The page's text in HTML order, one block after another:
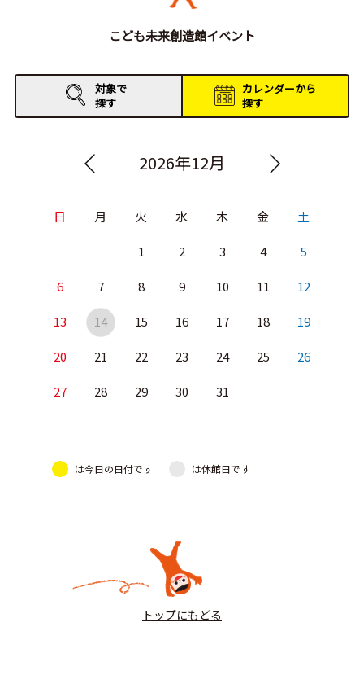
こども未来創造館イベント
対象で
探す
カレンダーから
探す
2026年12月
日 月 火 水 木 金 土
1 2 3 4 5
6 7 8 9 10 11 12
13 14 15 16 17 18 19
20 21 22 23 24 25 26
27 28 29 30 31
は今日の日付です は休館日です
トップにもどる